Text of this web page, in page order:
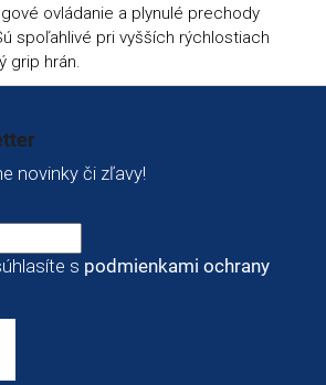
ovládanie a plynulé prechody
spoľahlivé pri vyšších rýchlostiach
grip hrán.
novinky či zľavy!
s podmienkami ochrany